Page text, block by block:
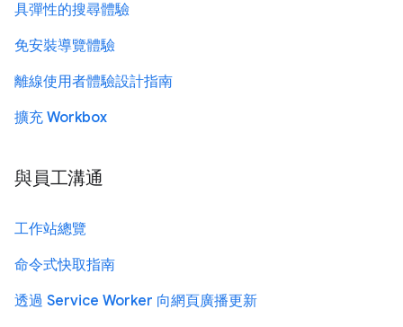
具彈性的搜尋體驗
免安裝導覽體驗
離線使用者體驗設計指南
擴充 Workbox
與員工溝通
工作站總覽
命令式快取指南
透過 Service Worker 向網頁廣播更新